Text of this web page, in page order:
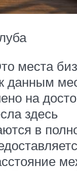
места
данным
на
здесь
в